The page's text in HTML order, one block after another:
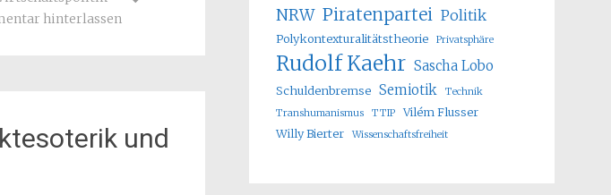
hinterlassen
und
NRW Piratenpartei Politik
Polykontexturalitätstheorie Privatsphäre
Rudolf Kaehr Sascha Lobo
Schuldenbremse Semiotik
Technik
Transhumanismus
TTIP
Vilém Flusser
Willy Bierter
Wissenschaftsfreiheit